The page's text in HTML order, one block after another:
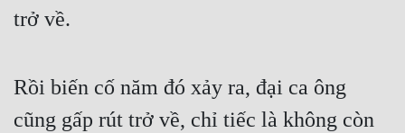
trở về.
Rồi biến cố năm đó xảy ra, đại ca ông
cũng gấp rút trở về, chỉ tiếc là không còn